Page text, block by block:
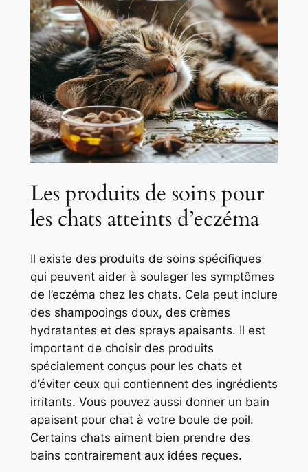
Les produits de soins pour
les chats atteints d’eczéma
Il existe des produits de soins spécifiques
qui peuvent aider à soulager les symptômes
de l’eczéma chez les chats. Cela peut inclure
des shampooings doux, des crèmes
hydratantes et des sprays apaisants. Il est
important de choisir des produits
spécialement conçus pour les chats et
d’éviter ceux qui contiennent des ingrédients
irritants. Vous pouvez aussi donner un bain
apaisant pour chat à votre boule de poil.
Certains chats aiment bien prendre des
bains contrairement aux idées reçues.